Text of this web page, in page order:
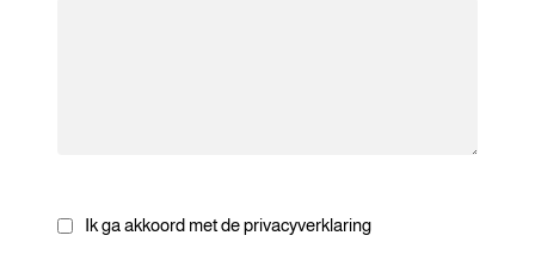
Ik ga akkoord met de privacyverklaring